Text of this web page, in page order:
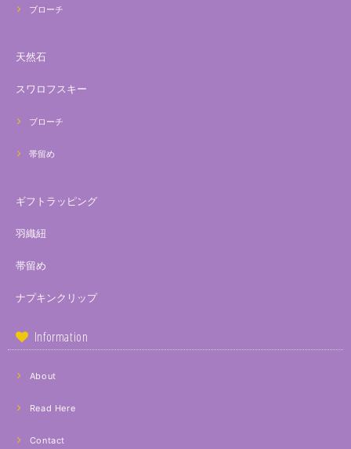
ブローチ
天然石
スワロフスキー
ブローチ
帯留め
ギフトラッピング
羽織紐
帯留め
ナプキンクリップ
Information
About
Read Here
Contact